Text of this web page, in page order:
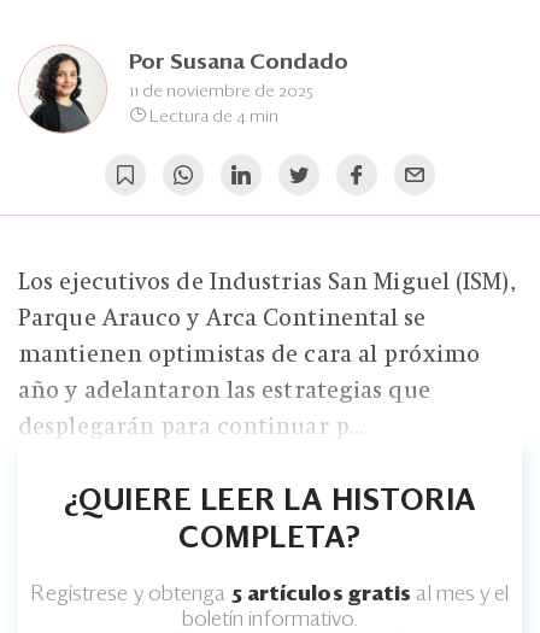
Por Susana Condado
11 de noviembre de 2025
Lectura de 4 min
Los ejecutivos de Industrias San Miguel (ISM),
Parque Arauco y Arca Continental se
mantienen optimistas de cara al próximo
año y adelantaron las estrategias que
desplegarán para continuar p...
¿QUIERE LEER LA HISTORIA
COMPLETA?
Regístrese y obtenga 5 artículos gratis al mes y el
boletín informativo.